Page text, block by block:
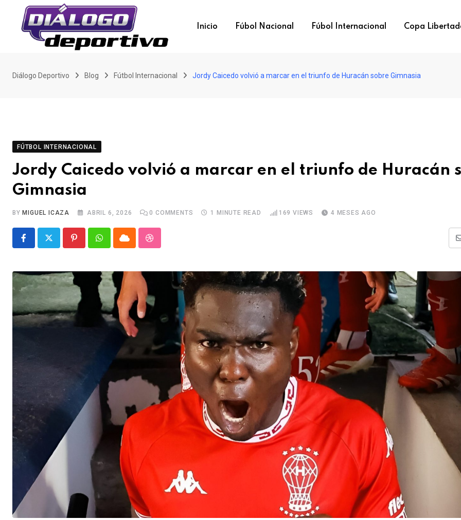
content
Inicio Fúbol Nacional Fúbol Internacional Copa
Diálogo Deportivo Blog Fútbol Internacional Jordy Caicedo volvió a marcar en el triunfo de Huracán sobre Gimnasia
FÚTBOL INTERNACIONAL
Jordy Caicedo volvió a marcar en el triunfo de Huracán
Gimnasia
BY MIGUEL ICAZA ABRIL 6, 2026 0 COMMENTS 1 MINUTE READ 169 VIEWS 4 MESES AGO
PinterestWhatsappCloud StumbleUpon